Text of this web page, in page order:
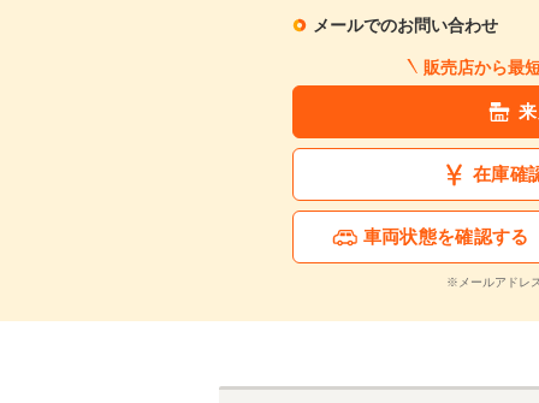
メールでのお問い合わせ
販売店から最
在庫確
車両状態を確認する
※メールアドレ